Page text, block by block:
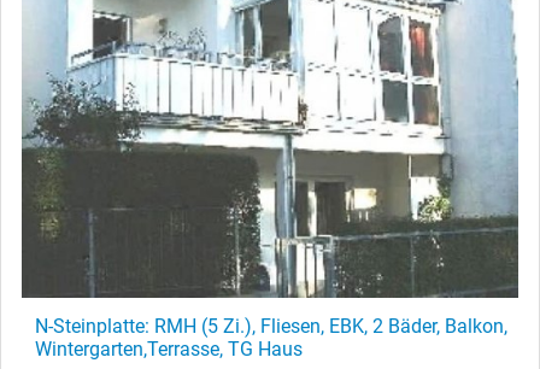
N-Steinplatte: RMH (5 Zi.), Fliesen, EBK, 2 Bäder, Balkon,
Wintergarten,Terrasse, TG Haus